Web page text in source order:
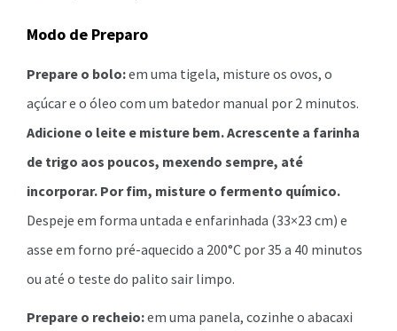
Modo de Preparo
Prepare o bolo:em uma tigela, misture os ovos, o
açúcar e o óleo com um batedor manual por 2 minutos.
Adicione o leite e misture bem. Acrescente a farinha
de trigo aos poucos, mexendo sempre, até
incorporar. Por fim, misture o fermento químico.
Despeje em forma untada e enfarinhada (33×23 cm) e
asse em forno pré-aquecido a 200°C por 35 a 40 minutos
ou até o teste do palito sair limpo.
Prepare o recheio:em uma panela, cozinhe o abacaxi